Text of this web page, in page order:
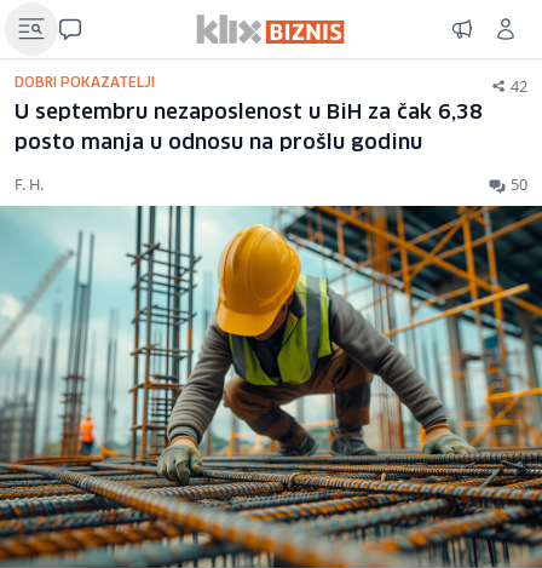
DOBRI POKAZATELJI 42
U septembru nezaposlenost u BiH za čak 6,38
posto manja u odnosu na prošlu godinu
F. H. 50